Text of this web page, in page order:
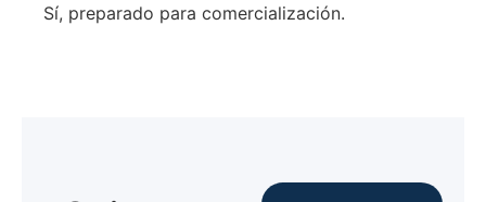
Sí, preparado para comercialización.